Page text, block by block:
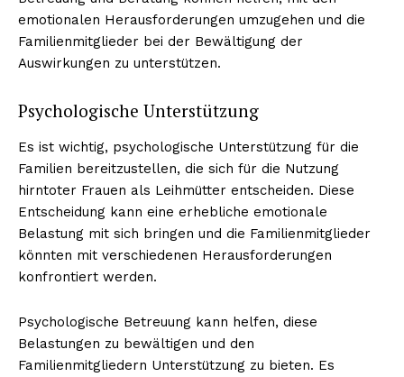
emotionalen Herausforderungen umzugehen und die
Familienmitglieder bei der Bewältigung der
Auswirkungen zu unterstützen.
Psychologische Unterstützung
Es ist wichtig, psychologische Unterstützung für die
Familien bereitzustellen, die sich für die Nutzung
hirntoter Frauen als Leihmütter entscheiden. Diese
Entscheidung kann eine erhebliche emotionale
Belastung mit sich bringen und die Familienmitglieder
könnten mit verschiedenen Herausforderungen
konfrontiert werden.
Psychologische Betreuung kann helfen, diese
Belastungen zu bewältigen und den
Familienmitgliedern Unterstützung zu bieten. Es